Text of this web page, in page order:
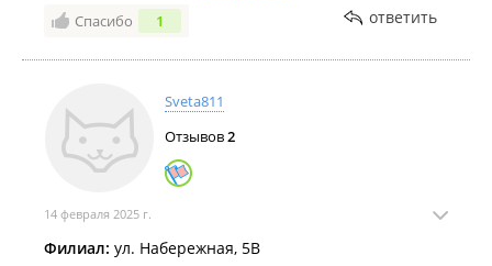
настроение.
Такой неквалифицированный персонал и
салоне, который, к слову, ранее неоднократно
посещали. После сегодняшнего инцидента пропало
всякое желание сюда возвращаться.
Если уж вы претендуете на статус одного из лучших
салонов в городе, будьте добры соответствовать.
Спасибо 1 ответить
Sveta811
Отзывов2
14 февраля 2025 г.
Филиал: ул. Набережная, 5В